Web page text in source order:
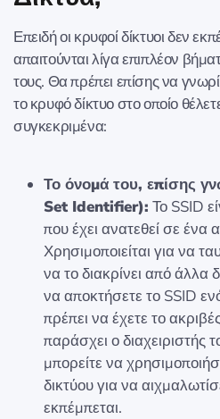
Επειδή οι κρυφοί δίκτυοι δεν
απαιτούνται λίγα επιπλέον
τους. Θα πρέπει επίσης να
το κρυφό δίκτυο στο οποίο
συγκεκριμένα:
Το όνομά του, επίσης
Set Identifier): Το SSID
που έχει ανατεθεί σε ένα
Χρησιμοποιείται για να
να το διακρίνει από άλλα
να αποκτήσετε το SSID
πρέπει να έχετε το
παράσχει ο διαχειριστής
μπορείτε να
δικτύου για να
εκπέμπεται.